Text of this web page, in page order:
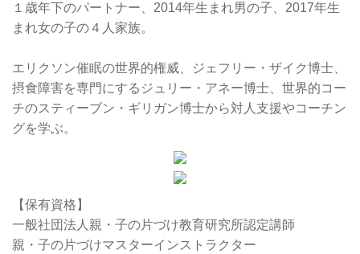
１歳年下のパートナー、2014年生まれ男の子、2017年生
まれ女の子の４人家族。
エリクソン催眠の世界的権威、ジェフリー・ザイク博士、
摂食障害を専門にするジュリー・アネー博士、世界的コー
チのスティーブン・ギリガン博士から対人支援やコーチン
グを学ぶ。
【保有資格】
一般社団法人親・子の片づけ教育研究所認定講師
親・子の片づけマスターインストラクター